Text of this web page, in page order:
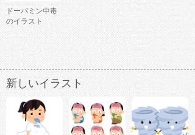
ドーパミン中毒
のイラスト
新しいイラスト